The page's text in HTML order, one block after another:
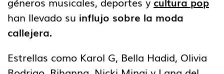
han llevado su influjo sobre la moda
callejera.
Estrellas como Karol G, Bella Hadid, Olivia